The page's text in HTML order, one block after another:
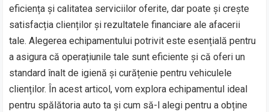
eficiența și calitatea serviciilor oferite, dar poate și crește
satisfacția clienților și rezultatele financiare ale afacerii
tale. Alegerea echipamentului potrivit este esențială pentru
a asigura că operațiunile tale sunt eficiente și că oferi un
standard înalt de igienă și curățenie pentru vehiculele
clienților. În acest articol, vom explora echipamentul ideal
pentru spălătoria auto ta și cum să-l alegi pentru a obține